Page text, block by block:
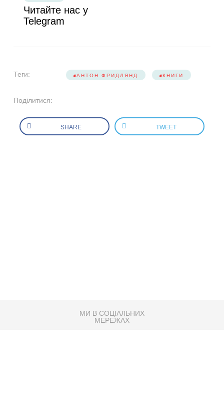
Читайте нас у
Telegram
Теги: АНТОН ФРИДЛЯНД КНИГИ
Поділитися:
SHARE TWEET
МИ В СОЦІАЛЬНИХ
МЕРЕЖАХ